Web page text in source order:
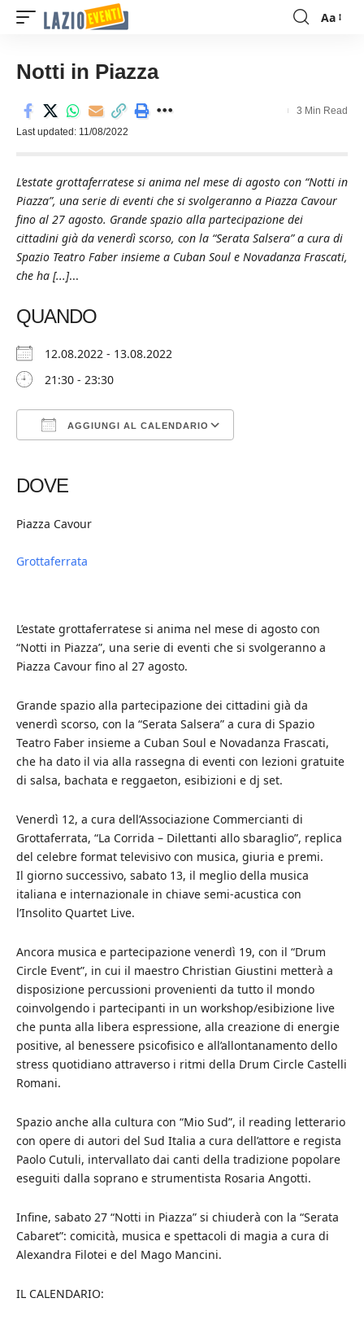
Font
Aa
Notti in Piazza
Last updated: 11/08/2022
3 Min Read
L’estate grottaferratese si anima nel mese di agosto con “Notti in
Piazza”, una serie di eventi che si svolgeranno a Piazza Cavour
fino al 27 agosto. Grande spazio alla partecipazione dei
cittadini già da venerdì scorso, con la “Serata Salsera” a cura di
Spazio Teatro Faber insieme a Cuban Soul e Novadanza Frascati,
che ha [...]...
QUANDO
12.08.2022 - 13.08.2022
21:30 - 23:30
AGGIUNGI AL CALENDARIO
DOVE
Piazza Cavour
Grottaferrata
L’estate grottaferratese si anima nel mese di agosto con
“Notti in Piazza”, una serie di eventi che si svolgeranno a
Piazza Cavour fino al 27 agosto.
Grande spazio alla partecipazione dei cittadini già da
venerdì scorso, con la “Serata Salsera” a cura di Spazio
Teatro Faber insieme a Cuban Soul e Novadanza Frascati,
che ha dato il via alla rassegna di eventi con lezioni gratuite
di salsa, bachata e reggaeton, esibizioni e dj set.
Venerdì 12, a cura dell’Associazione Commercianti di
Grottaferrata, “La Corrida – Dilettanti allo sbaraglio”, replica
del celebre format televisivo con musica, giuria e premi.
Il giorno successivo, sabato 13, il meglio della musica
italiana e internazionale in chiave semi-acustica con
l’Insolito Quartet Live.
Ancora musica e partecipazione venerdì 19, con il “Drum
Circle Event”, in cui il maestro Christian Giustini metterà a
disposizione percussioni provenienti da tutto il mondo
coinvolgendo i partecipanti in un workshop/esibizione live
che punta alla libera espressione, alla creazione di energie
positive, al benessere psicofisico e all’allontanamento dello
stress quotidiano attraverso i ritmi della Drum Circle Castelli
Romani.
Spazio anche alla cultura con “Mio Sud”, il reading letterario
con opere di autori del Sud Italia a cura dell’attore e regista
Paolo Cutuli, intervallato dai canti della tradizione popolare
eseguiti dalla soprano e strumentista Rosaria Angotti.
Infine, sabato 27 “Notti in Piazza” si chiuderà con la “Serata
Cabaret”: comicità, musica e spettacoli di magia a cura di
Alexandra Filotei e del Mago Mancini.
IL CALENDARIO: